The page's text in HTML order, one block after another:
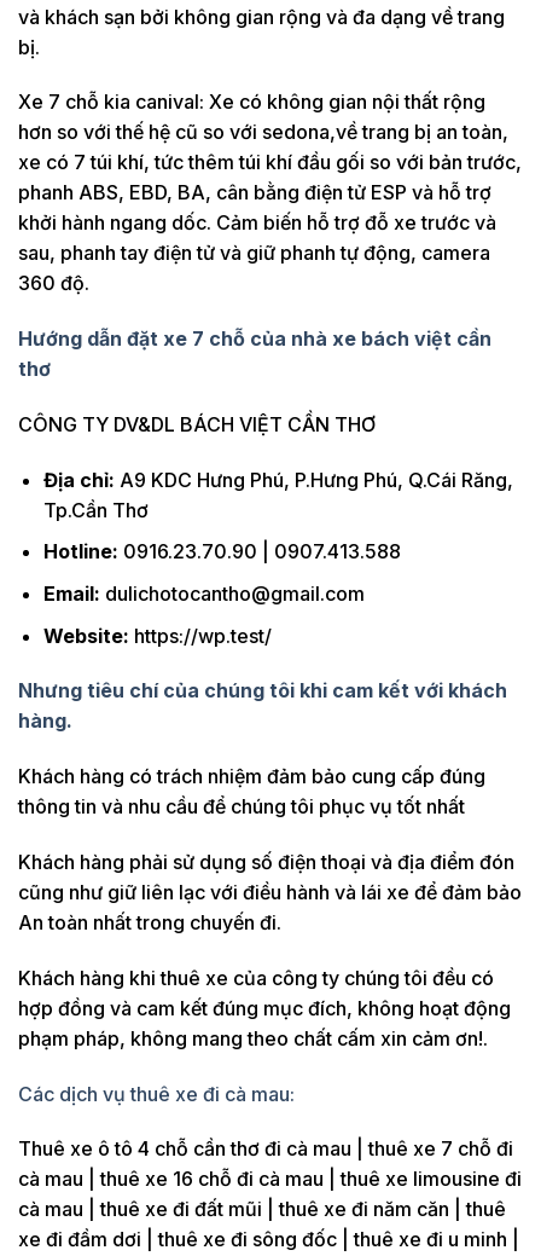
và khách sạn bởi không gian rộng và đa dạng về trang
bị.
Xe 7 chỗ kia canival: Xe có không gian nội thất rộng
hơn so với thế hệ cũ so với sedona,về trang bị an toàn,
xe có 7 túi khí, tức thêm túi khí đầu gối so với bản trước,
phanh ABS, EBD, BA, cân bằng điện tử ESP và hỗ trợ
khởi hành ngang dốc. Cảm biến hỗ trợ đỗ xe trước và
sau, phanh tay điện tử và giữ phanh tự động, camera
360 độ.
Hướng dẫn đặt xe 7 chỗ của nhà xe bách việt cần
thơ
CÔNG TY DV&DL BÁCH VIỆT CẦN THƠ
Địa chỉ: A9 KDC Hưng Phú, P.Hưng Phú, Q.Cái Răng,
Tp.Cần Thơ
Hotline: 0916.23.70.90 | 0907.413.588
Email: dulichotocantho@gmail.com
Website: https://wp.test/
Nhưng tiêu chí của chúng tôi khi cam kết với khách
hàng.
Khách hàng có trách nhiệm đảm bảo cung cấp đúng
thông tin và nhu cầu để chúng tôi phục vụ tốt nhất
Khách hàng phải sử dụng số điện thoại và địa điểm đón
cũng như giữ liên lạc với điều hành và lái xe để đảm bảo
An toàn nhất trong chuyến đi.
Khách hàng khi thuê xe của công ty chúng tôi đều có
hợp đồng và cam kết đúng mục đích, không hoạt động
phạm pháp, không mang theo chất cấm xin cảm ơn!.
Các dịch vụ thuê xe đi cà mau:
Thuê xe ô tô 4 chỗ cần thơ đi cà mau | thuê xe 7 chỗ đi
cà mau | thuê xe 16 chỗ đi cà mau | thuê xe limousine đi
cà mau | thuê xe đi đất mũi | thuê xe đi năm căn | thuê
xe đi đầm dơi | thuê xe đi sông đốc | thuê xe đi u minh |